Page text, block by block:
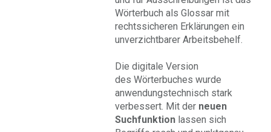
Wörterbuch als Glossar mit
rechtssicheren Erklärungen ein
unverzichtbarer Arbeitsbehelf.
Die digitale Version
des Wörterbuches wurde
anwendungstechnisch stark
verbessert. Mit der neuen
Suchfunktion lassen sich